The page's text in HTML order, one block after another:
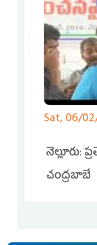
Sat, 06/
నెల్లూరు:
చంద్రబాబే